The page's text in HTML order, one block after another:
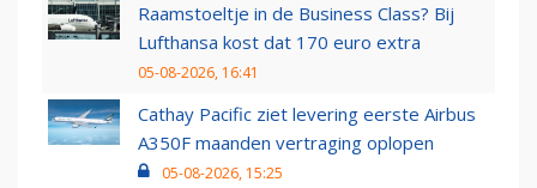
Raamstoeltje in de Business Class? Bij
Lufthansa kost dat 170 euro extra
05-08-2026, 16:41
Cathay Pacific ziet levering eerste Airbus
A350F maanden vertraging oplopen
05-08-2026, 15:25